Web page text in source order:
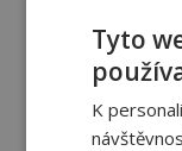
Tyto
K